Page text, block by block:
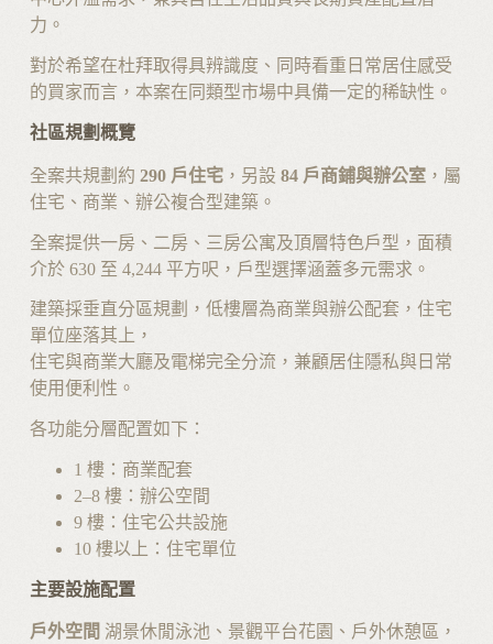
力。
對於希望在杜拜取得具辨識度、同時看重日常居住感受
的買家而言，本案在同類型市場中具備一定的稀缺性。
社區規劃概覽
全案共規劃約 290 戶住宅，另設 84 戶商鋪與辦公室，屬
住宅、商業、辦公複合型建築。
全案提供一房、二房、三房公寓及頂層特色戶型，面積
介於 630 至 4,244 平方呎，戶型選擇涵蓋多元需求。
建築採垂直分區規劃，低樓層為商業與辦公配套，住宅
單位座落其上，
住宅與商業大廳及電梯完全分流，兼顧居住隱私與日常
使用便利性。
各功能分層配置如下：
1 樓：商業配套
2–8 樓：辦公空間
9 樓：住宅公共設施
10 樓以上：住宅單位
主要設施配置
戶外空間 湖景休閒泳池、景觀平台花園、戶外休憩區，